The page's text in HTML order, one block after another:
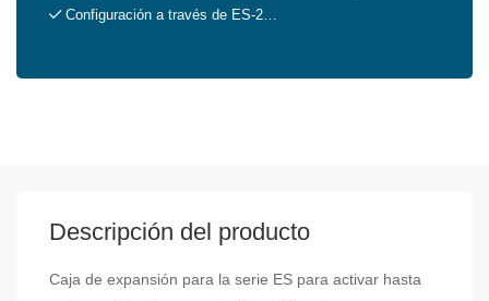
Configuración a través de ES-2…
Descripción del producto
Caja de expansión para la serie ES para activar hasta